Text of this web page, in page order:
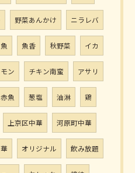
野菜あんかけ ニラレバ
魚 魚香 秋野菜 イカ
ン チキン南蛮 アサリ
赤魚 葱塩 油淋 鶏
上京区中華 河原町中華
オリジナル 飲み放題